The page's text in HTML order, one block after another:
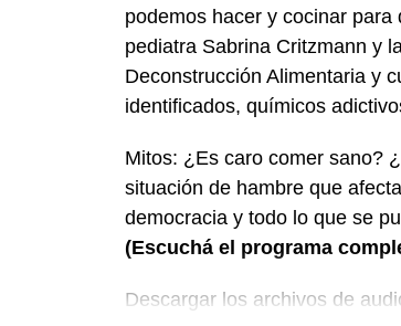
podemos hacer y cocinar
pediatra Sabrina Critzmann y
Deconstrucción Alimentaria y
identificados, químicos
Mitos: ¿Es caro comer sano?
situación de hambre que
democracia y todo lo que se
(Escuchá el programa
Descargar los archivos de